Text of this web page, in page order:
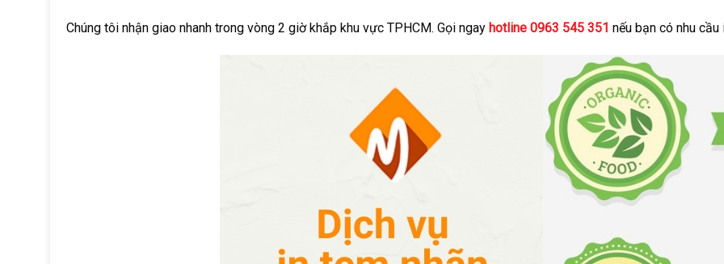
Chúng tôi nhận giao nhanh trong vòng 2 giờ khắp khu vực TPHCM. Gọi ngay hotline 0963 545 351 nếu bạn có nhu